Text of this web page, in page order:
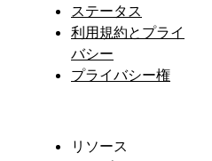
ステータス
利用規約とプライ
バシー
プライバシー権
リソース